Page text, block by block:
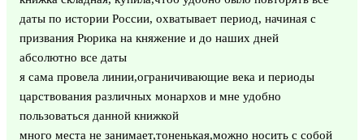
даты по истории России, охватывает период, начиная с
призвания Рюрика на княжение и до наших дней
абсолютно все даты
я сама провела линии,ограничивающие века и периоды
царствования различных монархов и мне удобно
пользоваться данной книжкой
много места не занимает,тоненькая,можно носить с собой